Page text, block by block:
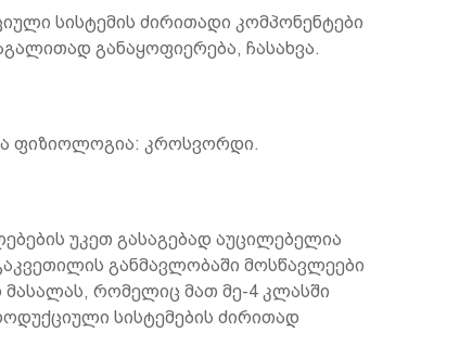
სისტემის ძირითადი კომპონენტები
განაყოფიერება, ჩასახვა.
ფიზიოლოგია: კროსვორდი.
უკეთ გასაგებად აუცილებელია
განმავლობაში მოსწავლეები
მასალას, რომელიც მათ მე-4 კლასში
სისტემების ძირითად